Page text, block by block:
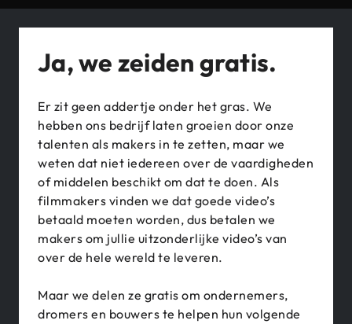
Ja, we zeiden gratis.
Er zit geen addertje onder het gras. We
hebben ons bedrijf laten groeien door onze
talenten als makers in te zetten, maar we
weten dat niet iedereen over de vaardigheden
of middelen beschikt om dat te doen. Als
filmmakers vinden we dat goede video’s
betaald moeten worden, dus betalen we
makers om jullie uitzonderlijke video’s van
over de hele wereld te leveren.
Maar we delen ze gratis om ondernemers,
dromers en bouwers te helpen hun volgende